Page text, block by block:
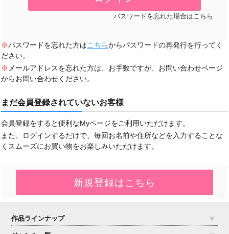
パスワードを忘れた場合はこちら
※パスワードを忘れた方はこちらからパスワードの再発行を行ってく
ださい。
※ メールアドレスを忘れた方は、お手数ですが、お問い合わせページ
からお問い合わせください。
まだ会員登録されていないお客様
会員登録をすると便利なMyページをご利用いただけます。
また、ログインするだけで、毎回お名前や住所などを入力することな
くスムーズにお買い物をお楽しみいただけます。
作品ラインナップ